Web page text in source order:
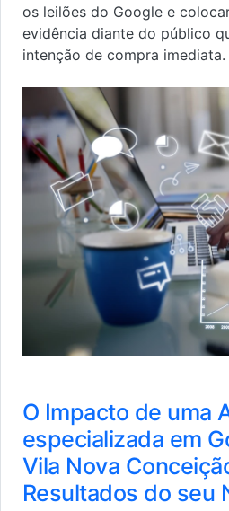
os leilões do Google e
evidência diante do público
intenção de compra imediata.
O Impacto de uma
especializada em
Vila Nova
Resultados do seu